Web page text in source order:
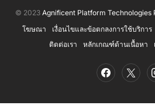
© 2023 Agnificent Platform Technologies
โฆษณา เงื่อนไขและข้อตกลงการใช้บริการ
ติดต่อเรา
หลักเกณฑ์ด้านเนื้อหา